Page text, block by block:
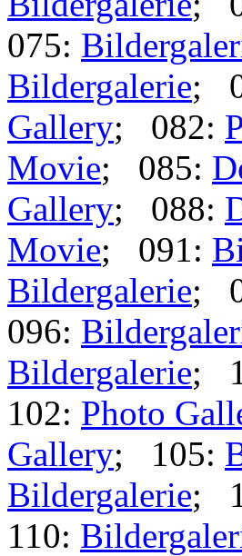
075:
Bildergalerie;
Gallery; 082:
Movie; 085:
Gallery; 088:
Movie; 091:
Bildergalerie;
096:
Bildergalerie;
102: Photo
Gallery; 105:
Bildergalerie;
110: